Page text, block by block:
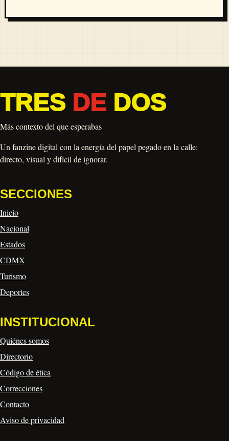
TRES DEDOS
Más contexto del que esperabas
Un fanzine digital con la energía del papel pegado en la calle:
directo, visual y difícil de ignorar.
SECCIONES
Inicio
Nacional
Estados
CDMX
Turismo
Deportes
INSTITUCIONAL
Quiénes somos
Directorio
Código de ética
Correcciones
Contacto
Aviso de privacidad